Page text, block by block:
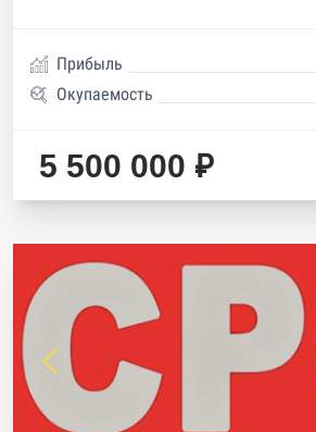
Прибыль
Окупаемость
5 500 000 ₽